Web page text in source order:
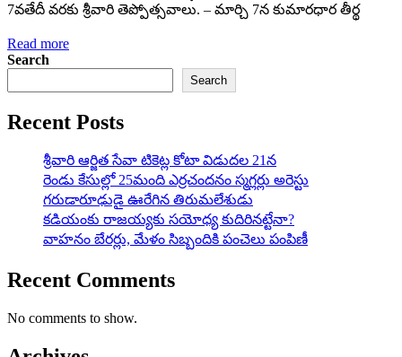
7వతేదీ వరకు శ్రీవారి తెప్పోత్సవాలు. – మార్చి 7న కుమారధార తీర్థ
Read more
Search
Search
Recent Posts
శ్రీవారి ఆర్జిత సేవా టికెట్ల కోటా విడుదల 21న
రెండు కేసుల్లో 25మంది ఎర్రచందనం స్మగ్లర్లు అరెస్టు
గరుడారూఢుడై ఊరేగిన తిరుమలేశుడు
కడియంకు రాజయ్యకు సయోధ్య కుదిరినట్టేనా?
వాహ‌నం బేర‌ర్లు, మేళం సిబ్బందికి పంచెలు పంపిణీ
Recent Comments
No comments to show.